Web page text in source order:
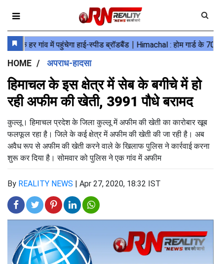
HOME अपराध-हादसा
हिमाचल के इस क्षेत्र में सेब के बगीचे में हो
रही अफीम की खेती, 3991 पौधे बरामद
कुल्लू। हिमाचल प्रदेश के जिला कुल्लू में अफीम की खेती का कारोबार खूब
फलफूल रहा है। जिले के कई क्षेत्र में अफीम की खेती की जा रही है। अब
अवैध रूप से अफीम की खेती करने वाले के खिलाफ पुलिस ने कार्रवाई करना
शुरू कर दिया है। सोमवार को पुलिस ने एक गांव में अफीम
By REALITY NEWS | Apr 27, 2020, 18:32 IST